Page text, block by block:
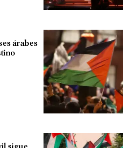
árabes
sigue